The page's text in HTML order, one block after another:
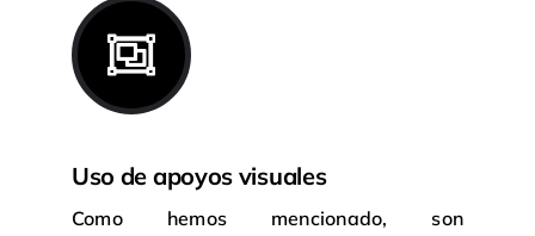
Uso de apoyos visuales
Como hemos mencionado, son